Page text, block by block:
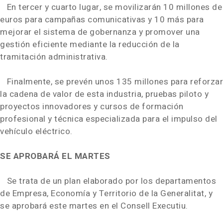
En tercer y cuarto lugar, se movilizarán 10 millones de
euros para campañas comunicativas y 10 más para
mejorar el sistema de gobernanza y promover una
gestión eficiente mediante la reducción de la
tramitación administrativa.
Finalmente, se prevén unos 135 millones para reforzar
la cadena de valor de esta industria, pruebas piloto y
proyectos innovadores y cursos de formación
profesional y técnica especializada para el impulso del
vehículo eléctrico.
SE APROBARÁ EL MARTES
Se trata de un plan elaborado por los departamentos
de Empresa, Economía y Territorio de la Generalitat, y
se aprobará este martes en el Consell Executiu.